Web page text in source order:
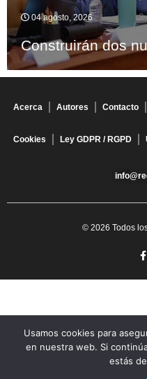
04 agosto, 2026
Construirán dos
Acerca Autores Contacto
Cookies Ley GDPR / RGPD
© 2026 Todos
Usamos cookies para
en nuestra web. Si
estás